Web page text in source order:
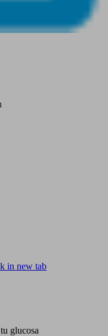
in new tab
glucosa